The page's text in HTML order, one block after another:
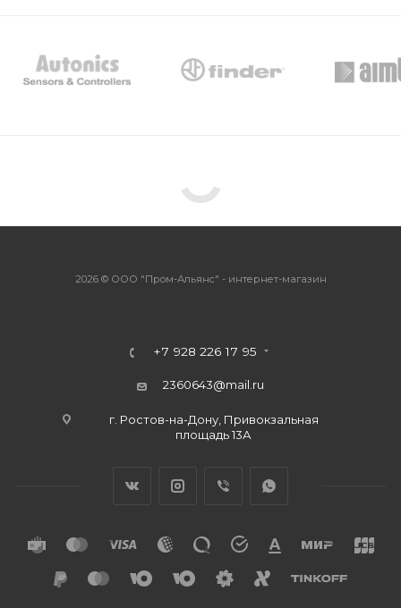
2026 © ООО "Пром-Альянс" - интернет-магазин
+7 928 226 17 95
2360643@mail.ru
г. Ростов-на-Дону, Привокзальная
площадь 13А